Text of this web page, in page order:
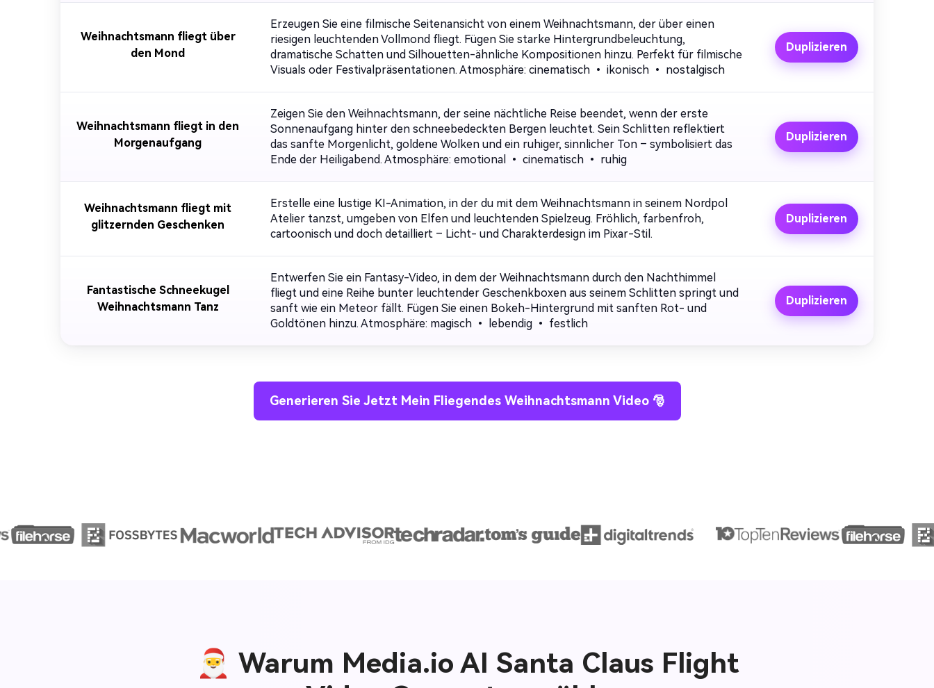
Weihnachtsmann fliegt über
den Mond
Erzeugen Sie eine filmische Seitenansicht von einem Weihnachtsmann, der über einen
riesigen leuchtenden Vollmond fliegt. Fügen Sie starke Hintergrundbeleuchtung,
dramatische Schatten und Silhouetten-ähnliche Kompositionen hinzu. Perfekt für filmische
Visuals oder Festivalpräsentationen. Atmosphäre: cinematisch • ikonisch • nostalgisch
Duplizieren
Weihnachtsmann fliegt in den
Morgenaufgang
Zeigen Sie den Weihnachtsmann, der seine nächtliche Reise beendet, wenn der erste
Sonnenaufgang hinter den schneebedeckten Bergen leuchtet. Sein Schlitten reflektiert
das sanfte Morgenlicht, goldene Wolken und ein ruhiger, sinnlicher Ton – symbolisiert das
Ende der Heiligabend. Atmosphäre: emotional • cinematisch • ruhig
Duplizieren
Weihnachtsmann fliegt mit
glitzernden Geschenken
Erstelle eine lustige KI-Animation, in der du mit dem Weihnachtsmann in seinem Nordpol
Atelier tanzst, umgeben von Elfen und leuchtenden Spielzeug. Fröhlich, farbenfroh,
cartoonisch und doch detailliert – Licht- und Charakterdesign im Pixar-Stil.
Duplizieren
Fantastische Schneekugel
Weihnachtsmann Tanz
Entwerfen Sie ein Fantasy-Video, in dem der Weihnachtsmann durch den Nachthimmel
fliegt und eine Reihe bunter leuchtender Geschenkboxen aus seinem Schlitten springt und
sanft wie ein Meteor fällt. Fügen Sie einen Bokeh-Hintergrund mit sanften Rot- und
Goldtönen hinzu. Atmosphäre: magisch • lebendig • festlich
Duplizieren
Generieren Sie Jetzt Mein Fliegendes Weihnachtsmann Video 🎅
🎅 Warum Media.io AI Santa Claus Flight